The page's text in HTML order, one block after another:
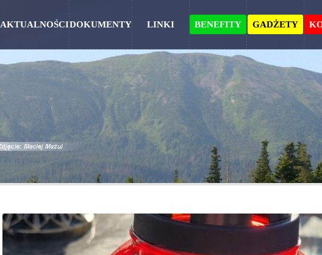
AKTUALNOŚCIDOKUMENTY LINKI BENEFITY GADŻETY